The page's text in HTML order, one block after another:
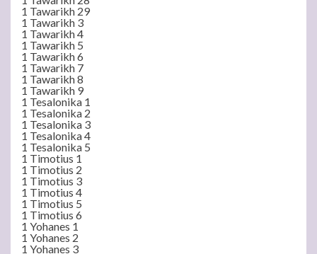
1 Tawarikh 29
1 Tawarikh 3
1 Tawarikh 4
1 Tawarikh 5
1 Tawarikh 6
1 Tawarikh 7
1 Tawarikh 8
1 Tawarikh 9
1 Tesalonika 1
1 Tesalonika 2
1 Tesalonika 3
1 Tesalonika 4
1 Tesalonika 5
1 Timotius 1
1 Timotius 2
1 Timotius 3
1 Timotius 4
1 Timotius 5
1 Timotius 6
1 Yohanes 1
1 Yohanes 2
1 Yohanes 3